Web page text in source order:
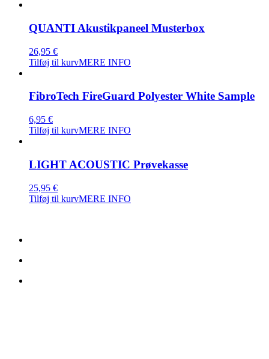
QUANTI Akustikpaneel Musterbox
26,95 €
Tilføj til kurvMERE INFO
FibroTech FireGuard Polyester White Sample
6,95 €
Tilføj til kurvMERE INFO
LIGHT ACOUSTIC Prøvekasse
25,95 €
Tilføj til kurvMERE INFO